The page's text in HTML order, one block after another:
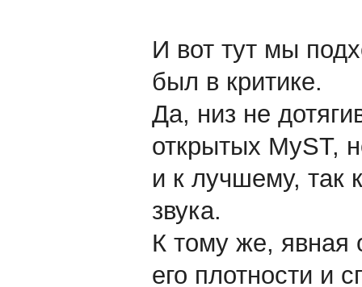
И вот тут мы
был в критике.
Да, низ не
открытых MyST,
и к лучшему, так
звука.
К тому же, явная
его плотности и